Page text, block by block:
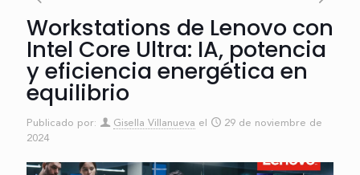
Workstations de Lenovo con
Intel Core Ultra: IA, potencia
y eficiencia energética en
equilibrio
Publicado por: Gisella Villanueva el
29 de noviembre de
2024